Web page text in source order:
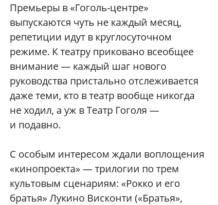
Премьеры в «Гоголь-центре»
выпускаются чуть не каждый месяц,
репетиции идут в круглосуточном
режиме. К театру приковано всеобщее
внимание — каждый шаг нового
руководства пристально отслеживается
даже теми, кто в театр вообще никогда
не ходил, а уж в Театр Гоголя —
и подавно.
С особым интересом ждали воплощения
«кинопроекта» — трилогии по трем
культовым сценариям: «Рокко и его
братья» Лукино Висконти («Братья»,